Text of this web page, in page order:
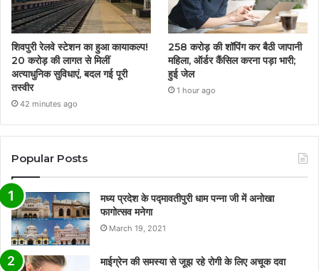
शिवपुरी रेलवे स्टेशन का हुआ कायाकल्प!
20 करोड़ की लागत से मिलीं
अत्याधुनिक सुविधाएं, बदल गई पूरी
तस्वीर
42 minutes ago
258 करोड़ की शॉपिंग कर बैठी जापानी
महिला, ऑर्डर कैंसिल करना पड़ा भारी;
हुई जेल
1 hour ago
Popular Posts
मध्य प्रदेश के पद्मावतीपुरी धाम पन्ना जी में अनोखा
फागोत्सव मनेगा
March 19, 2021
माईग्रेन की समस्या से जूझ रहे रोगी के लिए अचूक दवा